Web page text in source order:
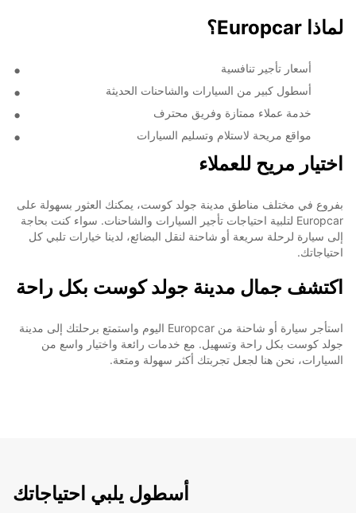
لماذا Europcar؟
أسعار تأجير تنافسية
أسطول كبير من السيارات والشاحنات الحديثة
خدمة عملاء ممتازة وفريق محترف
مواقع مريحة لاستلام وتسليم السيارات
اختيار مريح للعملاء
بفروع في مختلف مناطق مدينة جولد كوست، يمكنك العثور بسهولة على
Europcar لتلبية احتياجات تأجير السيارات والشاحنات. سواء كنت بحاجة
إلى سيارة لرحلة سريعة أو شاحنة لنقل البضائع، لدينا خيارات تلبي كل
احتياجاتك.
اكتشف جمال مدينة جولد كوست بكل راحة
استأجر سيارة أو شاحنة من Europcar اليوم واستمتع برحلتك إلى مدينة
جولد كوست بكل راحة وتسهيل. مع خدمات رائعة واختيار واسع من
السيارات، نحن هنا لجعل تجربتك أكثر سهولة ومتعة.
أسطول يلبي احتياجاتك